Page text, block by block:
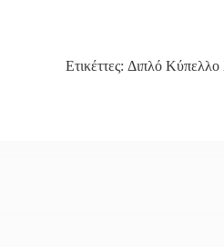
Ετικέττες: Διπλό Κύπελλο